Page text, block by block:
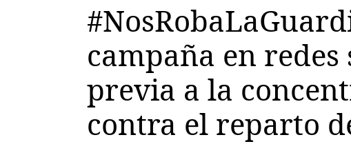
campaña en
previa a la
contra el reparto